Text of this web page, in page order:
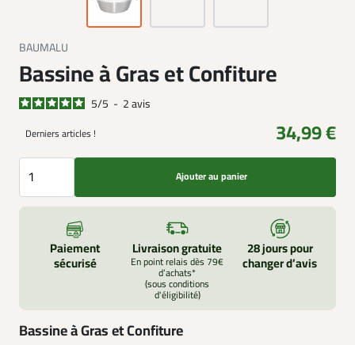
BAUMALU
Bassine à Gras et Confiture
5/5 - 2avis
Derniers articles ! 34,99 €
Ajouter au panier
Paiement
sécurisé
Livraison gratuite
En point relais dès 79€
d’achats*
(sous conditions
d'éligibilité)
28 jours pour
changer d’avis
Bassine à Gras et Confiture